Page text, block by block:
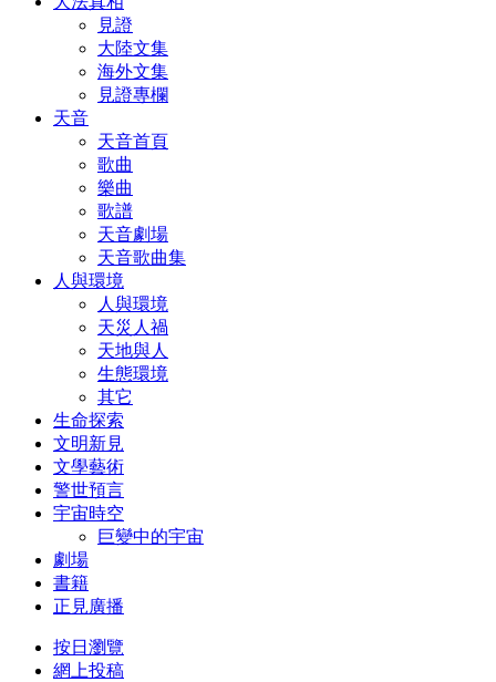
見證
大陸文集
海外文集
見證專欄
天音
天音首頁
歌曲
樂曲
歌譜
天音劇場
天音歌曲集
人與環境
人與環境
天災人禍
天地與人
生態環境
其它
生命探索
文明新見
文學藝術
警世預言
宇宙時空
巨變中的宇宙
劇場
書籍
正見廣播
按日瀏覽
網上投稿